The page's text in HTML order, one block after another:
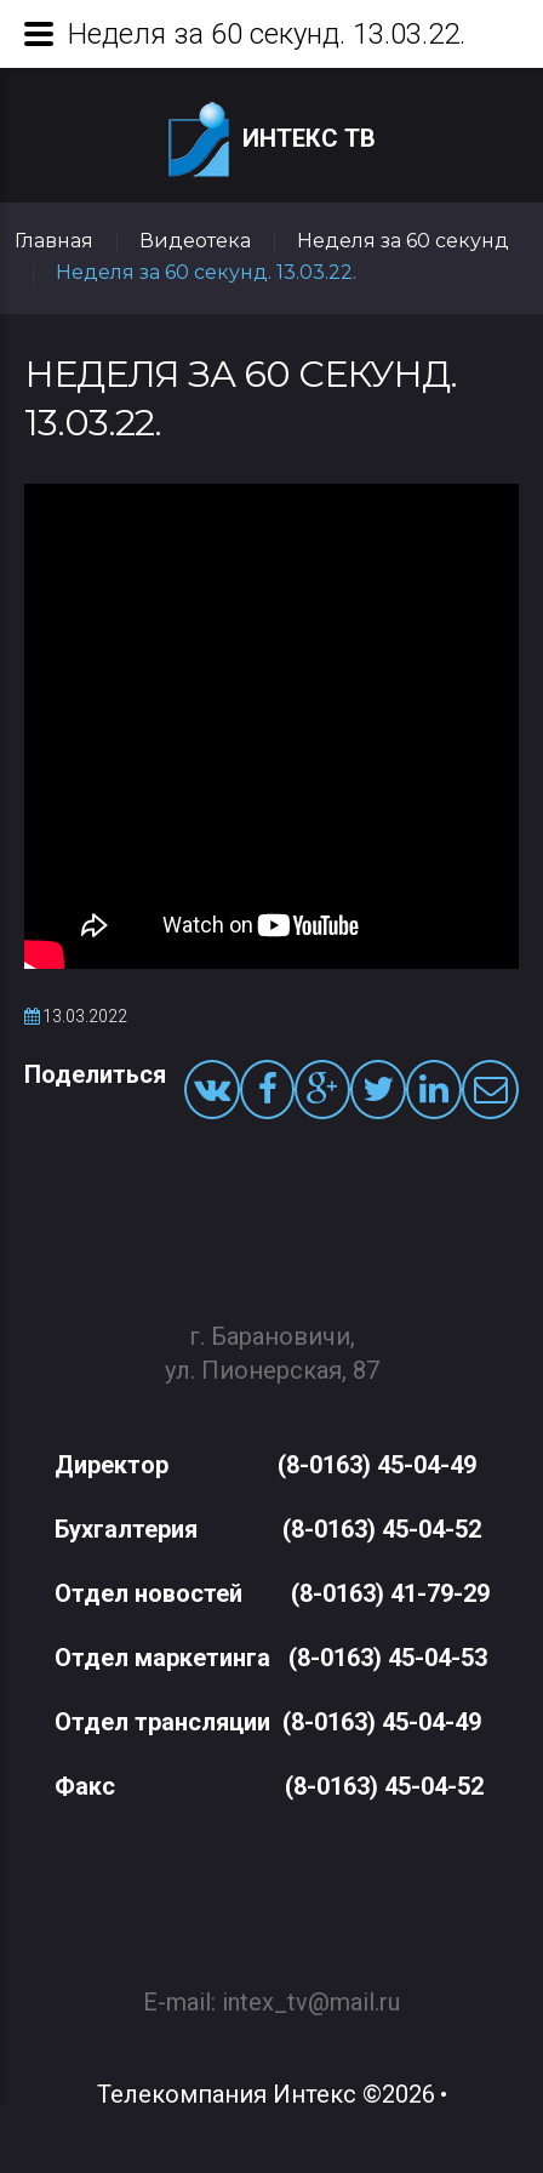
ИНТЕКС ТВ
Главная Видеотека
Неделя за 60 секунд
Неделя за 60 секунд. 13.03.22.
НЕДЕЛЯ ЗА 60 СЕКУНД.
13.03.22.
13.03.2022
Поделиться
г. Барановичи,
ул. Пионерская, 87
Директор (8-0163) 45-04-49
Бухгалтерия (8-0163) 45-04-52
Отдел новостей (8-0163) 41-79-29
Отдел маркетинга (8-0163) 45-04-53
Отдел трансляции (8-0163) 45-04-49
Факс(8-0163) 45-04-52
E-mail: intex_tv@mail.ru
Телекомпания Интекс ©2026
Неделя за 60 секунд. 13.03.22.